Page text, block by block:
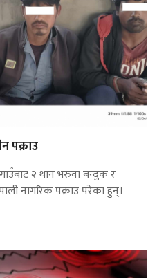
पक्राउ
२ थान भरुवा बन्दुक र
नागरिक पक्राउ परेका हुन्।